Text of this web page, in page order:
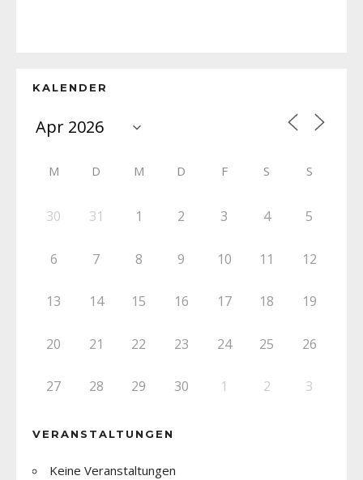
KALENDER
M D M D F S S
30 31 1 2 3 4 5
6 7 8 9 10 11 12
13 14 15 16 17 18 19
20 21 22 23 24 25 26
27 28 29 30 1 2 3
VERANSTALTUNGEN
Keine Veranstaltungen